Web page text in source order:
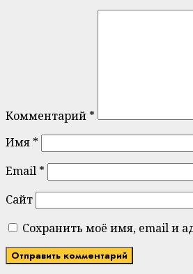
Комментарий *
Имя *
Email *
Сайт
Сохранить моё имя, email и